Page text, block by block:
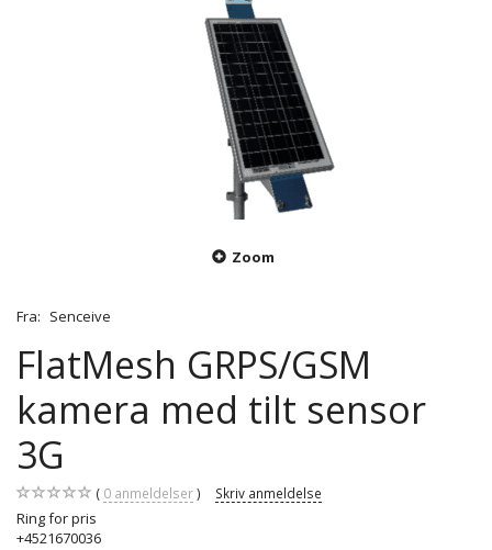
Zoom
Fra: Senceive
FlatMesh GRPS/GSM
kamera med tilt sensor
3G
0 anmeldelser Skriv anmeldelse
Ring for pris
+4521670036